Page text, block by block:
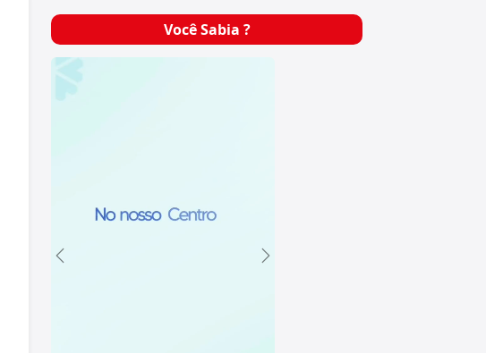
Você Sabia ?